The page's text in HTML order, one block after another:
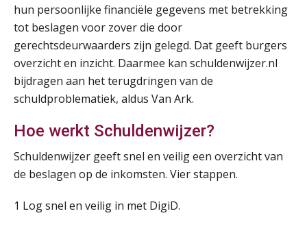
hun persoonlijke financiële gegevens met betrekking
tot beslagen voor zover die door
gerechtsdeurwaarders zijn gelegd. Dat geeft burgers
overzicht en inzicht. Daarmee kan schuldenwijzer.nl
bijdragen aan het terugdringen van de
schuldproblematiek, aldus Van Ark.
Hoe werkt Schuldenwijzer?
Schuldenwijzer geeft snel en veilig een overzicht van
de beslagen op de inkomsten. Vier stappen.
1 Log snel en veilig in met DigiD.
AUG
MOCuitgevers
25
AUG
Summercourse: Een mindset die kansen ziet en vertrouwen geeft
MOCuitgevers
25
MOCuitgevers
25
AUG
Summercourse Werkkostenregeling
MOCuitgevers